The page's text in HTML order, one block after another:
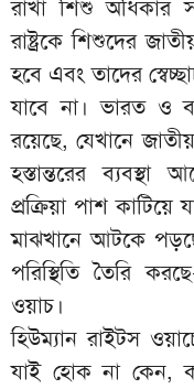
রাখা শিশু অধিকার
রাষ্ট্রকে শিশুদের
হবে এবং তাদের
যাবে না। ভারত ও
রয়েছে, যেখানে
হস্তান্তরের
প্রক্রিয়া পাশ কাটিয়ে
মাঝখানে আটকে
পরিস্থিতি তৈরি
ওয়াচ।
হিউম্যান রাইটস
যাই হোক না কেন,